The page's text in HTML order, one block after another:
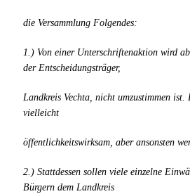
die Versammlung Folgendes:
1.) Von einer Unterschriftenaktion wird
der Entscheidungsträger,
Landkreis Vechta, nicht umzustimmen ist.
vielleicht
öffentlichkeitswirksam, aber ansonsten
2.) Stattdessen sollen viele einzelne
Bürgern dem Landkreis